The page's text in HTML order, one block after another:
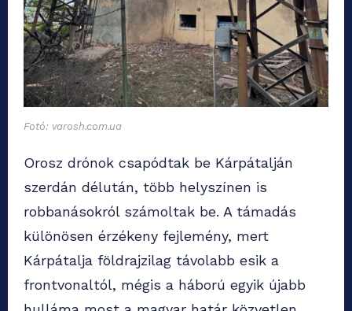
Fotó: varosh.com.ua
Orosz drónok csapódtak be Kárpátalján
szerdán délután, több helyszínen is
robbanásokról számoltak be. A támadás
különösen érzékeny fejlemény, mert
Kárpátalja földrajzilag távolabb esik a
frontvonaltól, mégis a háború egyik újabb